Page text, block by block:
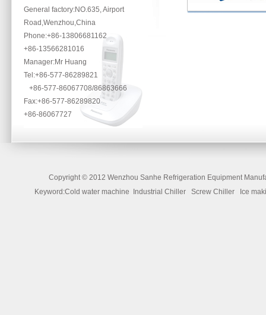
General factory:NO.635, Airport
Road,Wenzhou,China
Phone:+86-13806681162
+86-13566281016
Manager:Mr Huang
Tel:+86-577-86289821
+86-577-86067708/86863666
Fax:+86-577-86289820
+86-86067727
Copyright © 2012 Wenzhou Sanhe Refrigeration Equipment
Keyword:Cold water machine Industrial Chiller Screw Chiller Ice